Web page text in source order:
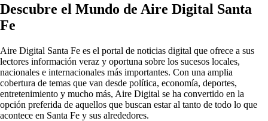
Descubre el Mundo de Aire Digital Santa
Fe
Aire Digital Santa Fe es el portal de noticias digital que ofrece a sus
lectores información veraz y oportuna sobre los sucesos locales,
nacionales e internacionales más importantes. Con una amplia
cobertura de temas que van desde política, economía, deportes,
entretenimiento y mucho más, Aire Digital se ha convertido en la
opción preferida de aquellos que buscan estar al tanto de todo lo que
acontece en Santa Fe y sus alrededores.